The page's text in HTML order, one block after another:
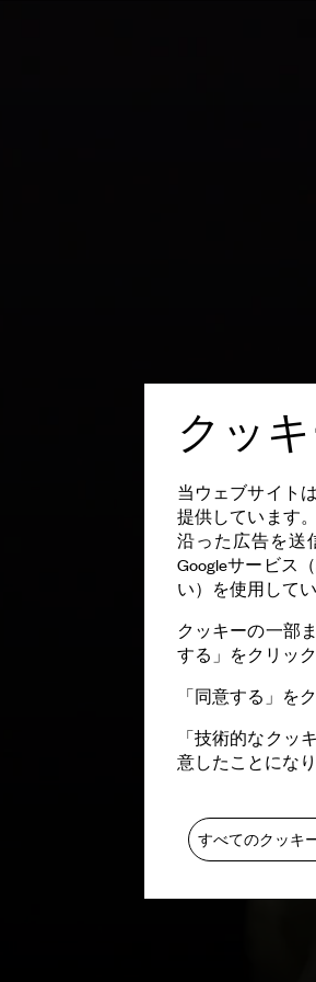
クッ
当ウェブサイト
提供しています
沿った広告を送
Googleサービス
い）を使用してい
クッキーの一部
する」をクリッ
「同意する」を
「技術的なクッ
意したことになり
すべてのクッキ